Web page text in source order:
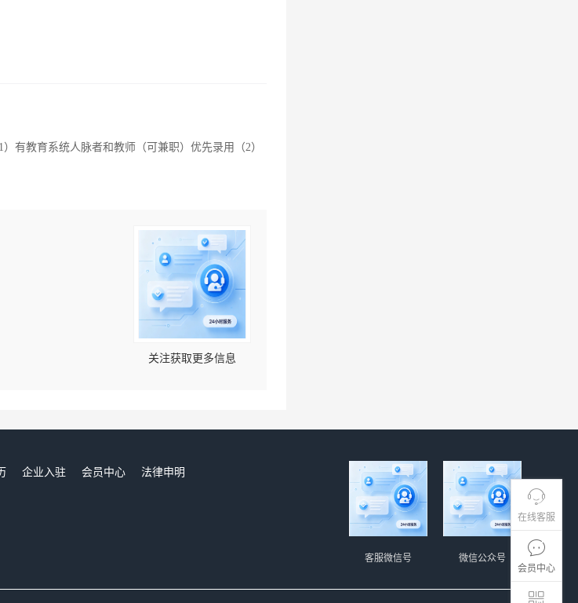
在线客服
会员中心
有教育系统人脉者和教师（可兼职）优先录用（2）
关注获取更多信息
企业入驻 会员中心
法律申明
微信公众号
客服微信号